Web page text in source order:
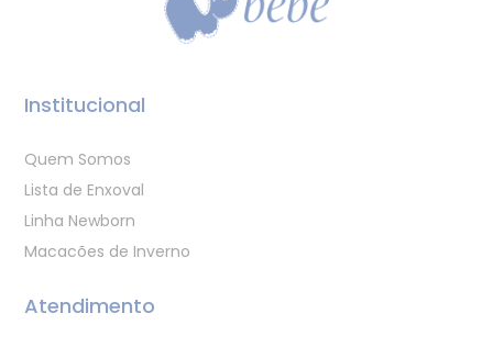
Institucional
Quem Somos
Lista de Enxoval
Linha Newborn
Macacões de Inverno
Atendimento